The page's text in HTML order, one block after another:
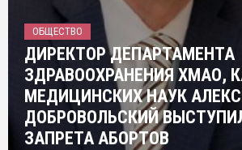
ОБЩЕСТВО
ДИРЕКТОР ДЕПАРТАМЕНТА
ЗДРАВООХРАНЕНИЯ ХМАО,
МЕДИЦИНСКИХ НАУК
ДОБРОВОЛЬСКИЙ
ЗАПРЕТА АБОРТОВ